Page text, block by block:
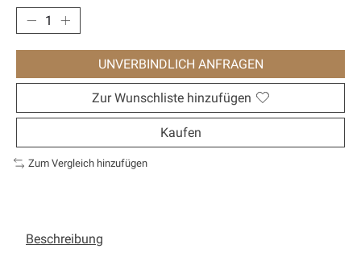
UNVERBINDLICH ANFRAGEN
Zur Wunschliste hinzufügen
Kaufen
Zum Vergleich hinzufügen
Beschreibung